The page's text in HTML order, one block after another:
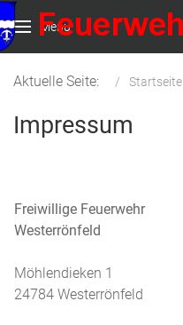
Menu
Aktuelle Seite: Startseite
Impressum
Freiwillige Feuerwehr
Westerrönfeld
Möhlendieken 1
24784 Westerrönfeld